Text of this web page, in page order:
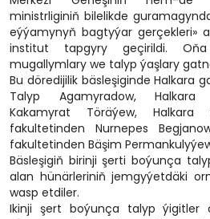
ministrliginiň bilelikde
eýýamynyň bagtyýar gerçekleri»
institut tapgyry geçirildi.
mugallymlary we talyp ýaşlary
Bu döredijilik bäsleşiginde Halkara
Talyp Agamyradow, Halkara
Kakamyrat Töräýew, Halkara
fakultetinden Nurnepes
fakultetinden Bäşim
Bäsleşigiň birinji şerti boýunça
alan hünärleriniň jemgyýetdäki
wasp etdiler.
Ikinji şert boýunça talyp ýigitler